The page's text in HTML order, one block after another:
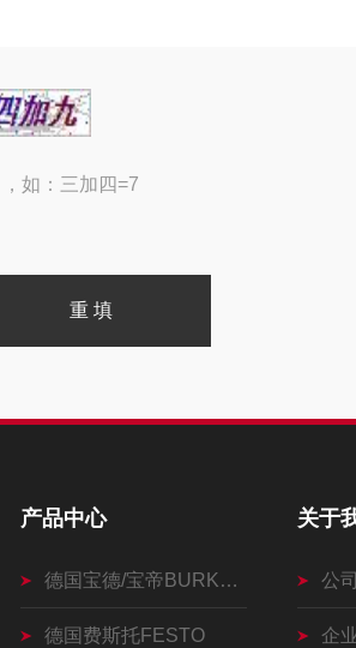
如：三加四=7
产品中心
德国宝德/宝帝BURKERT
德国费斯托FESTO
关于
公
企